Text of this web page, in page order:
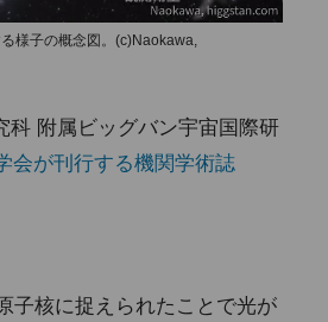
様子の概念図。(c)Naokawa,
科 附属ビッグバン宇宙国際研
会が刊行する機関学術誌
子核に捉えられたことで光が